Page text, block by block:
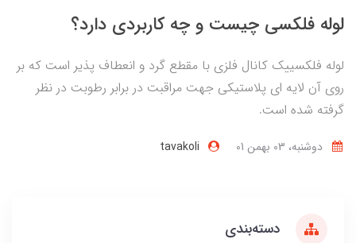
لوله فلکسی چیست و چه کاربردی دارد؟
لوله فلکسییک کانال فلزی با مقطع گرد و انعطاف پذیر است که بر
روی آن لایه ای پلاستیکی جهت مراقبت در برابر رطوبت در نظر
گرفته شده است.
دوشنبه، 03 بهمن 01 tavakoli
دسته‌بندی